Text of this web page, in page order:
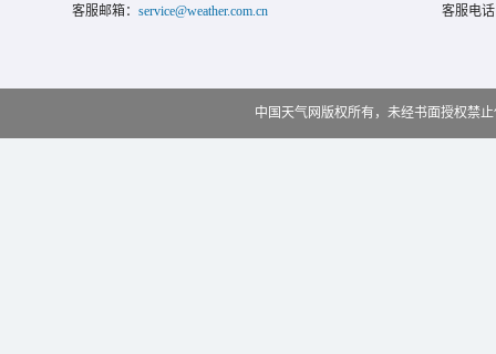
客服邮箱： service@weather.com.cn 客服电
中国天气网版权所有，未经书面授权